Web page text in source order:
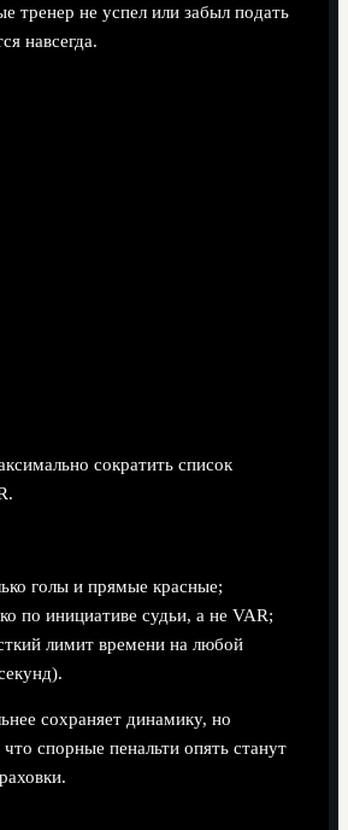
тренер не успел или забыл подать
навсегда.
сократить список
голы и прямые красные;
по инициативе судьи, а не VAR;
лимит времени на любой
сохраняет динамику, но
спорные пенальти опять станут